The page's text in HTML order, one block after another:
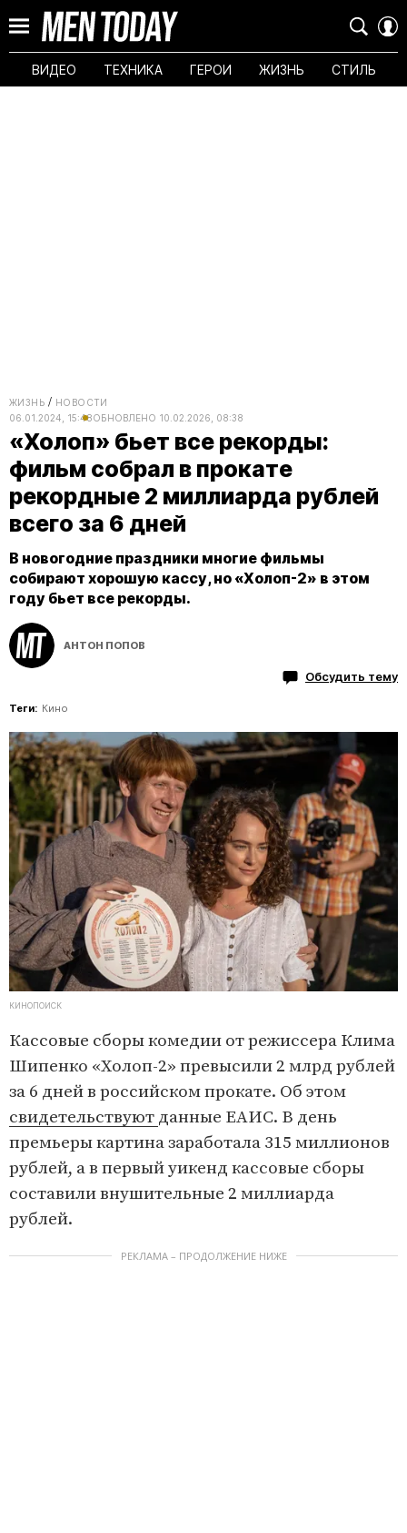
ВИДЕО ТЕХНИКА ГЕРОИ ЖИЗНЬ СТИЛЬ
ЖИЗНЬ
НОВОСТИ
06.01.2024, 15:48ОБНОВЛЕНО 10.02.2026, 08:38
«Холоп» бьет все рекорды:
фильм собрал в прокате
рекордные 2 миллиарда рублей
всего за 6 дней
В новогодние праздники многие фильмы
собирают хорошую кассу, но «Холоп-2» в этом
году бьет все рекорды.
АНТОН ПОПОВ
Обсудить тему
Теги: Кино
КИНОПОИСК
Кассовые сборы комедии от режиссера Клима
Шипенко «Холоп-2» превысили 2 млрд рублей
за 6 дней в российском прокате. Об этом
свидетельствуют данные ЕАИС. В день
премьеры картина заработала 315 миллионов
рублей, а в первый уикенд кассовые сборы
составили внушительные 2 миллиарда
рублей.
РЕКЛАМА – ПРОДОЛЖЕНИЕ НИЖЕ